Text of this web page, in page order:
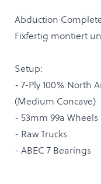
Abduction
Fixfertig montiert
Setup:
- 7-Ply 100% North
(Medium Concave)
- 53mm 99a Wheels
- Raw Trucks
- ABEC 7 Bearings